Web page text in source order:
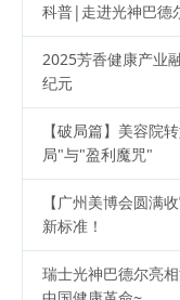
科普|走进光神巴德
2025芳香健康产业
纪元
【破局篇】美容院
局"与"盈利魔咒"
【广州美博会圆满
新标准！
瑞士光神巴德尔亮